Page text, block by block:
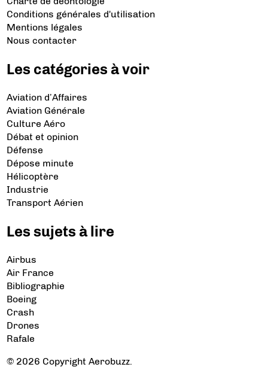
Conditions générales d'utilisation
Mentions légales
Nous contacter
Les catégories à voir
Aviation d’Affaires
Aviation Générale
Culture Aéro
Débat et opinion
Défense
Dépose minute
Hélicoptère
Industrie
Transport Aérien
Les sujets à lire
Airbus
Air France
Bibliographie
Boeing
Crash
Drones
Rafale
© 2026 Copyright Aerobuzz.